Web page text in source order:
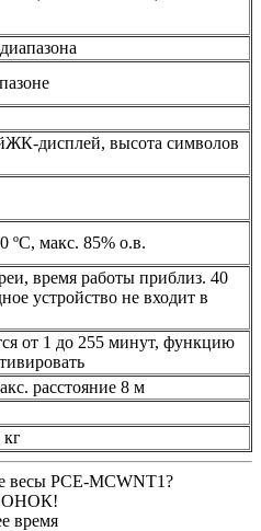
дисплей, высота символов
ºC, макс. 85% о.в.
время работы приблиз. 40
устройство не входит в
от 1 до 255 минут, функцию
расстояние 8 м
кг
PCE-MCWNT1?
время